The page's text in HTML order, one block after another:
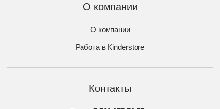
О компании
О компании
Работа в Kinderstore
Контакты